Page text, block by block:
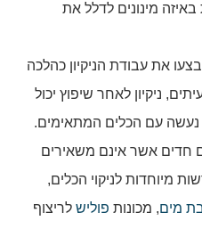
מינונים לדלל את
את עבודת הניקיון כהלכה
ניקיון לאחר שיפוץ יכול
עם הכלים המתאימים.
חדים אשר אינם משאירים
מיוחדות לניקוי הכלים,
מים, מכונות פוליש לריצוף